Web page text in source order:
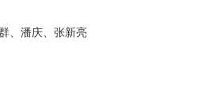
、潘庆、张新亮